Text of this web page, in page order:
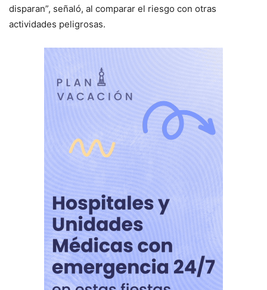
disparan”, señaló, al comparar el riesgo con otras
actividades peligrosas.